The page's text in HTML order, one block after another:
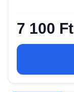
7 100 Ft